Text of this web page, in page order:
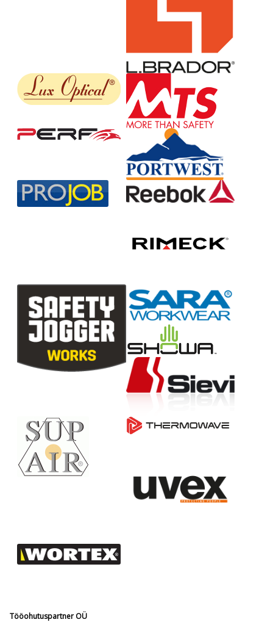
Tööohutuspartner OÜ